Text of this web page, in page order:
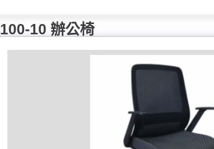
100-10 辦公椅